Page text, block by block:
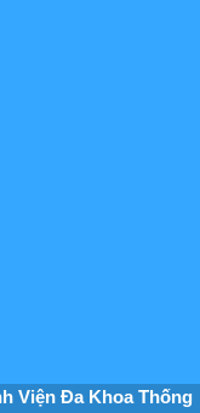
Viện Đa Khoa Thống